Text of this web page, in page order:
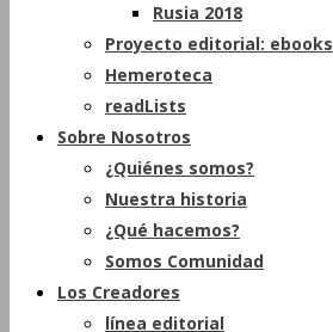
Rusia 2018
Proyecto editorial: ebooks
Hemeroteca
readLists
Sobre Nosotros
¿Quiénes somos?
Nuestra historia
¿Qué hacemos?
Somos Comunidad
Los Creadores
línea editorial